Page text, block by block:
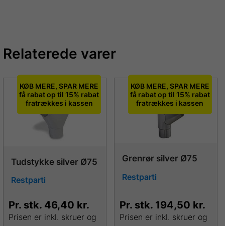
Relaterede varer
KØB MERE, SPAR MERE
få rabat op til 15% rabat
fratrækkes i kassen
Tudstykke silver Ø75
Restparti
Pr. stk. 46,40 kr.
Prisen er inkl. skruer og
KØB MERE, SPAR MERE
få rabat op til 15% rabat
fratrækkes i kassen
Grenrør silver Ø75
Restparti
Pr. stk. 194,50 kr.
Prisen er inkl. skruer og